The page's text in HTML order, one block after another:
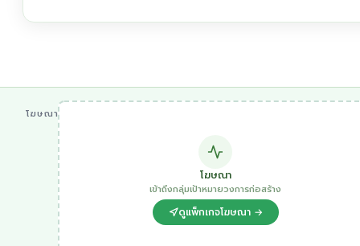
โฆษณา
โฆษณา
เข้าถึงกลุ่มเป้าหมายวงการก่อสร้าง
ดูแพ็กเกจโฆษณา →